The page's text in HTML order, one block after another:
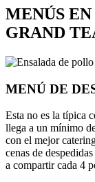
MENÚS
GRAND
MENÚ DE
Esta no es la típica
llega a un mínimo
con el mejor
cenas de
a compartir cada 4